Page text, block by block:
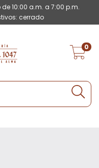
10:00 a.m. a 7:00 p.m.
cerrado
0